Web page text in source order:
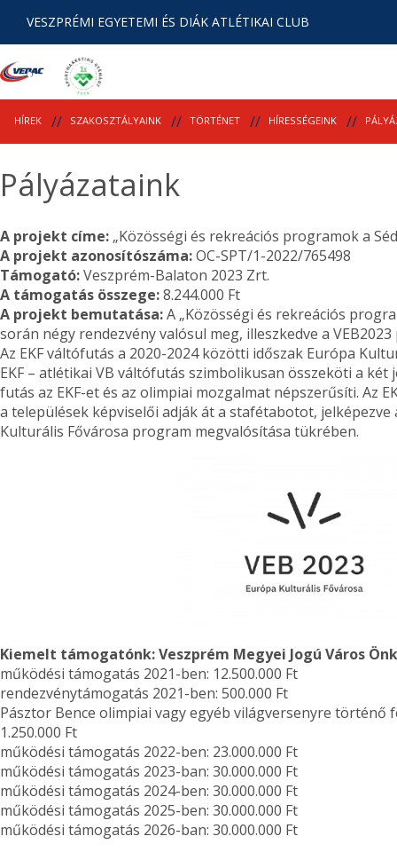
VESZPRÉMI EGYETEMI ÉS DIÁK ATLÉTIKAI CLUB
HÍREK SZAKOSZTÁLYAINK TÖRTÉNET HÍRESSÉGEINK
Pályázataink
A projekt címe: „Közösségi és rekreációs programok a
A projekt azonosítószáma:OC-SPT/1-2022/765498
Támogató:Veszprém-Balaton 2023 Zrt.
A támogatás összege:8.244.000 Ft
A projekt bemutatása:A „Közösségi és rekreációs
során négy rendezvény valósul meg, illeszkedve a
Az EKF váltófutás a 2020-2024 közötti időszak Európa
EKF – atlétikai VB váltófutás szimbolikusan összeköti a két
futás az EKF-et és az olimpiai mozgalmat népszerűsíti. Az
a települések képviselői adják át a stafétabotot,
Kulturális Fővárosa program megvalósítása tükrében.
Kiemelt támogatónk: Veszprém Megyei Jogú Város
működési támogatás 2021-ben: 12.500.000 Ft
rendezvénytámogatás 2021-ben: 500.000 Ft
Pásztor Bence olimpiai vagy egyéb világversenyre történő
1.250.000 Ft
működési támogatás 2022-ben: 23.000.000 Ft
működési támogatás 2023-ban: 30.000.000 Ft
működési támogatás 2024-ben: 30.000.000 Ft
működési támogatás 2025-ben: 30.000.000 Ft
működési támogatás 2026-ban: 30.000.000 Ft